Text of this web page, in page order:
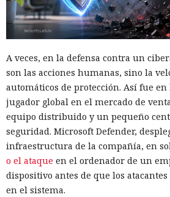
A veces, en la defensa contra un
son las acciones humanas, sino la
automáticos de protección. Así fue
jugador global en el mercado de
equipo distribuido y un pequeño
seguridad. Microsoft Defender,
infraestructura de la compañía, en
o el ataque en el ordenador de un
dispositivo antes de que los
en el sistema.